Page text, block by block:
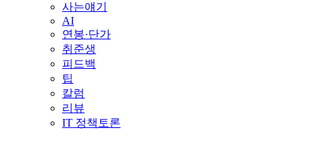
사는얘기
AI
연봉·단가
취준생
피드백
팁
칼럼
리뷰
IT 정책토론